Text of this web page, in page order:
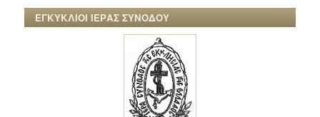
ΕΓΚΥΚΛΙΟΙ ΙΕΡΑΣ ΣΥΝΟΔΟΥ